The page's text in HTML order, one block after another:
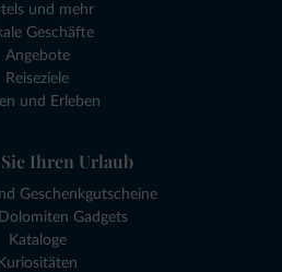
und mehr
Geschäfte
Angebote
Reiseziele
und Erleben
Ihren Urlaub
Geschenkgutscheine
Gadgets
Kataloge
Kuriositäten